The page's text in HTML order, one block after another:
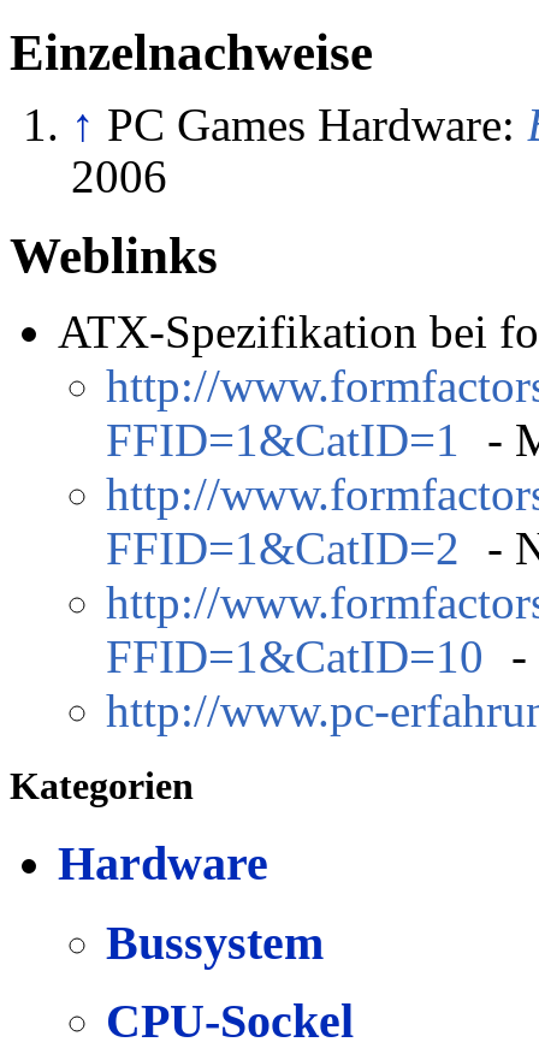
Einzelnachweise
↑ PC Games Hardware:
2006
Weblinks
ATX-Spezifikation bei
http://
FFID=1&CatID=1
-
http://
FFID=1&CatID=2
-
http://
FFID=1&CatID=10
-
http://www.pc-
Kategorien
Hardware
Bussystem
CPU-Sockel